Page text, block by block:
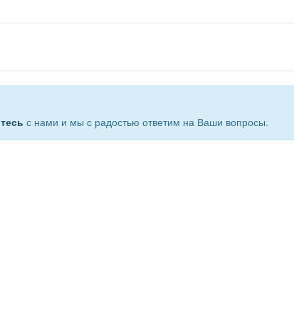
с нами и мы с радостью ответим на Ваши вопросы.